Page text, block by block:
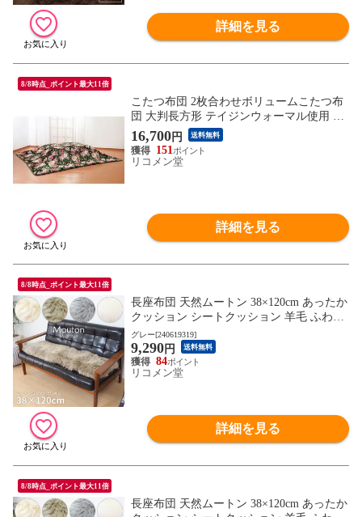
詳細を見る
8/8時点_ポイント最大11倍
こたつ布団 2枚合わせボリュームこたつ布
団 大判長方形 テイジンウォーマル使用 遠
赤綿入り こたつ 布団 2枚合わせ あったか
【送料無料】
16,700円 送料無料
151
リコメン堂
詳細を見る
8/8時点_ポイント最大11倍
長座布団 天然ムートン 38×120cm あったか
クッション シートクッション 羊毛 ふわふ
わ おしゃれ 北欧 モダン 姫系 カーシート
【送料無料】
グレー[240619319]
9,290円 送料無料
84
リコメン堂
詳細を見る
8/8時点_ポイント最大11倍
長座布団 天然ムートン 38×120cm あったか